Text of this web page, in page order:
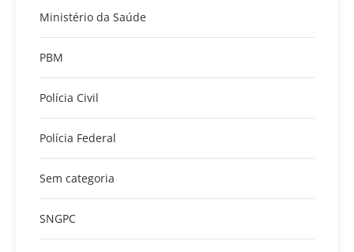
Ministério da Saúde
PBM
Polícia Civil
Polícia Federal
Sem categoria
SNGPC